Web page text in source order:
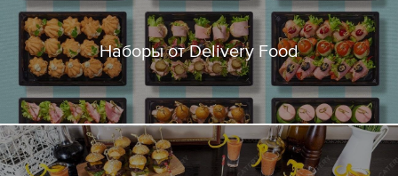
Наборы от Delivery Food